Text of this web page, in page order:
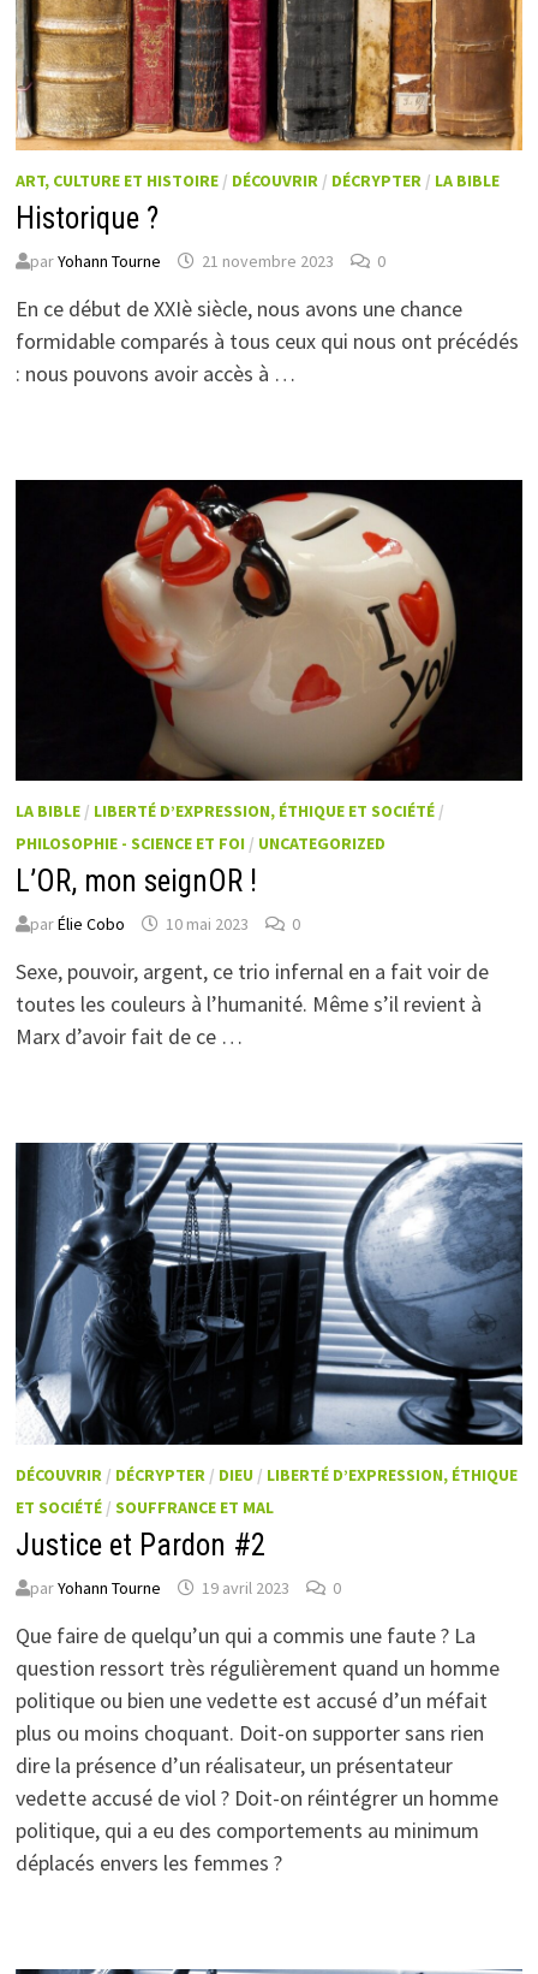
ART, CULTURE ET HISTOIRE / DÉCOUVRIR / DÉCRYPTER / LA BIBLE
Historique ?
parYohann Tourne 21 novembre 2023 0
En ce début de XXIè siècle, nous avons une chance
formidable comparés à tous ceux qui nous ont précédés
: nous pouvons avoir accès à …
LA BIBLE / LIBERTÉ D’EXPRESSION, ÉTHIQUE ET SOCIÉTÉ /
PHILOSOPHIE - SCIENCE ET FOI / UNCATEGORIZED
L’OR, mon seignOR !
parÉlie Cobo 10 mai 2023 0
Sexe, pouvoir, argent, ce trio infernal en a fait voir de
toutes les couleurs à l’humanité. Même s’il revient à
Marx d’avoir fait de ce …
DÉCOUVRIR / DÉCRYPTER / DIEU / LIBERTÉ D’EXPRESSION, ÉTHIQUE
ET SOCIÉTÉ /SOUFFRANCE ET MAL
Justice et Pardon #2
parYohann Tourne 19 avril 2023 0
Que faire de quelqu’un qui a commis une faute ? La
question ressort très régulièrement quand un homme
politique ou bien une vedette est accusé d’un méfait
plus ou moins choquant. Doit-on supporter sans rien
dire la présence d’un réalisateur, un présentateur
vedette accusé de viol ? Doit-on réintégrer un homme
politique, qui a eu des comportements au minimum
déplacés envers les femmes ?